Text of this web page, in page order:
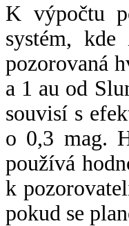
K výpočtu
systém, kde
pozorovaná
a 1 au od
souvisí s
o 0,3 mag.
používá
k
pokud se